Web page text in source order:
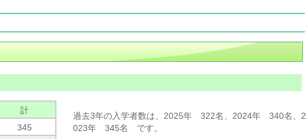
計
345
過去3年の入学者数は、2025年 322名、2024年 340名、2
023年 345名 です。